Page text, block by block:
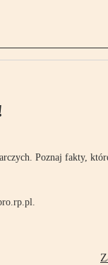
Poznaj fakty,